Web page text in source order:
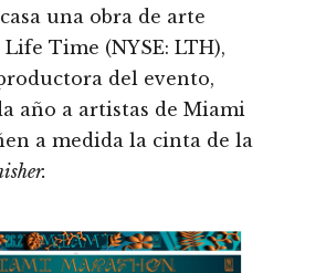
una obra de arte
Time (NYSE: LTH),
del evento,
año a artistas de Miami
a medida la cinta de la